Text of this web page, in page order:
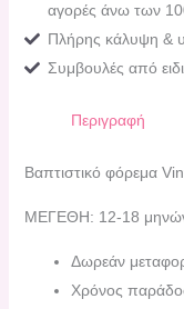
αγορές άνω των
Πλήρης κάλυψη &
Συμβουλές από
Περιγραφή
Βαπτιστικό φόρεμα
ΜΕΓΕΘΗ: 12-18
Δωρεάν
Χρόνος